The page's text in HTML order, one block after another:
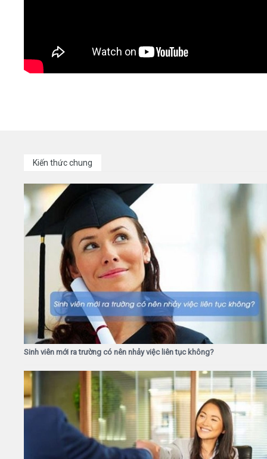
Kiến thức chung
Sinh viên mới ra trường có nên nhảy việc liên tục không?